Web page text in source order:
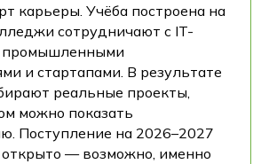
карьеры. Учёба построена на
сотрудничают с IT-
промышленными
и стартапами. В результате
реальные проекты,
можно показать
Поступление на 2026–2027
— возможно, именно